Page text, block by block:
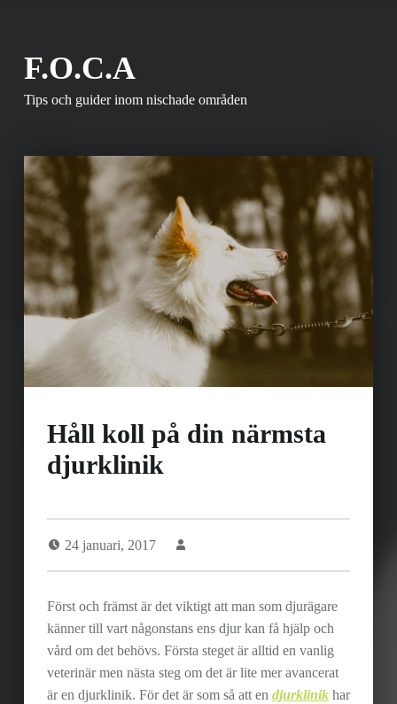
F.O.C.A
Tips och guider inom nischade områden
Håll koll på din närmsta
djurklinik
24 januari, 2017
Först och främst är det viktigt att man som djurägare
känner till vart någonstans ens djur kan få hjälp och
vård om det behövs. Första steget är alltid en vanlig
veterinär men nästa steg om det är lite mer avancerat
är en djurklinik. För det är som så att en djurklinikhar